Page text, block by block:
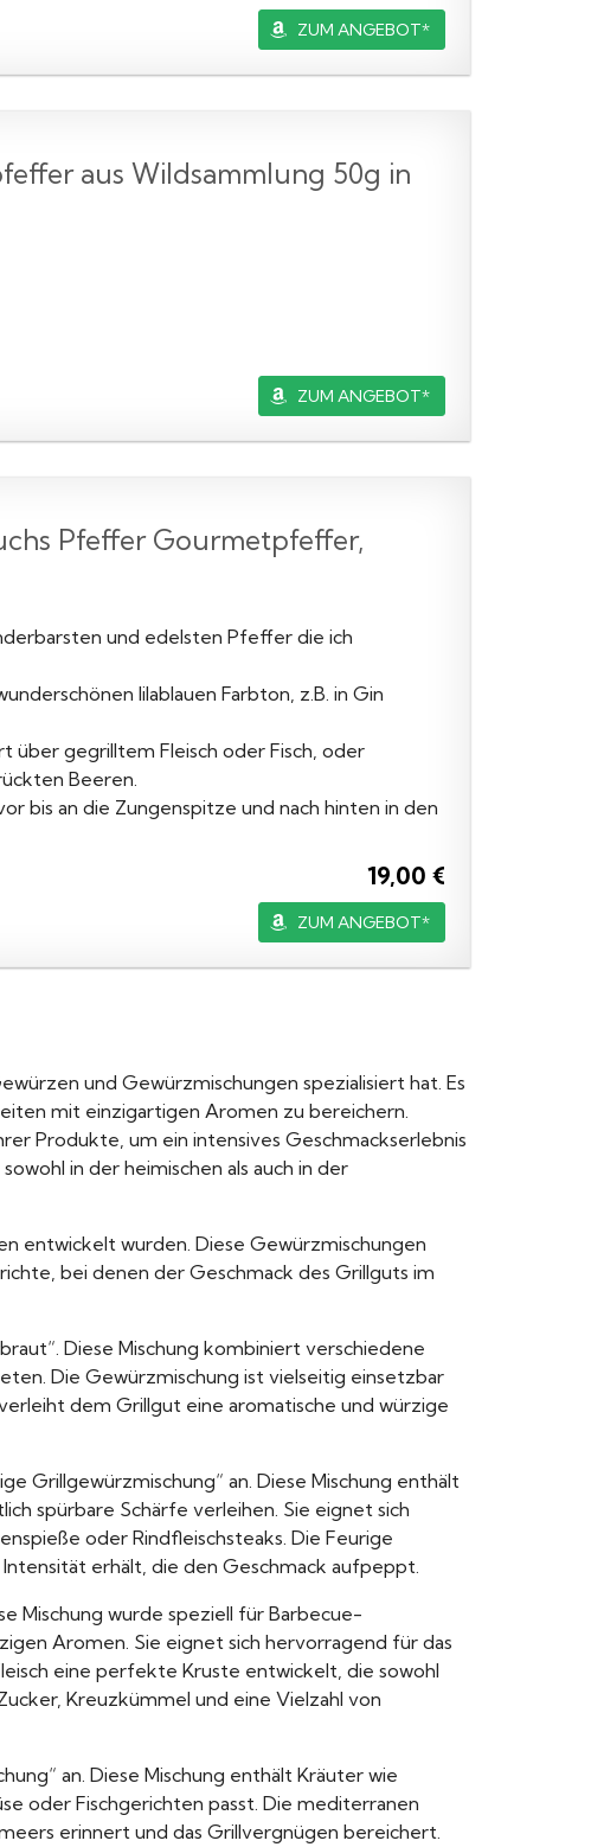
ZUM ANGEBOT*
aus Wildsammlung 50g in
ZUM ANGEBOT*
Pfeffer Gourmetpfeffer,
und edelsten Pfeffer die ich
lilablauen Farbton, z.B. in Gin
über gegrilltem Fleisch oder Fisch, oder
Beeren.
bis an die Zungenspitze und nach hinten in den
19,00 €
ZUM ANGEBOT*
und Gewürzmischungen spezialisiert hat. Es
mit einzigartigen Aromen zu bereichern.
Produkte, um ein intensives Geschmackserlebnis
in der heimischen als auch in der
entwickelt wurden. Diese Gewürzmischungen
bei denen der Geschmack des Grillguts im
Diese Mischung kombiniert verschiedene
Die Gewürzmischung ist vielseitig einsetzbar
dem Grillgut eine aromatische und würzige
Grillgewürzmischung“ an. Diese Mischung enthält
spürbare Schärfe verleihen. Sie eignet sich
oder Rindfleischsteaks. Die Feurige
erhält, die den Geschmack aufpeppt.
Mischung wurde speziell für Barbecue-
Aromen. Sie eignet sich hervorragend für das
eine perfekte Kruste entwickelt, die sowohl
Kreuzkümmel und eine Vielzahl von
an. Diese Mischung enthält Kräuter wie
oder Fischgerichten passt. Die mediterranen
erinnert und das Grillvergnügen bereichert.